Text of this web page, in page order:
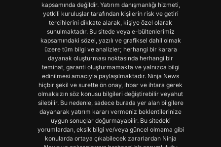
kapsamında değildir. Yatırım danışmanlığı hizmeti,
yetkili kuruluşlar tarafından kişilerin risk ve getiri
tercihlerini dikkate alarak, kişiye özel olarak
sunulmaktadır. Bu sitede veya e-bültenlerimiz
kapsamındaki sözel, yazılı ve grafiksel dahil olmak
üzere tüm bilgi ve analizler; herhangi bir karara
dayanak oluşturması noktasında herhangi bir
teminat, garanti oluşturmamakta ve yalnızca bilgi
edinilmesi amacıyla paylaşılmaktadır. Ninja News
hiçbir şekil ve surette ön onay, ihbar ve ihtara gerek
olmaksızın söz konusu bilgileri değiştirebilir veyahut
silebilir. Bu nedenle, sadece burada yer alan bilgilere
dayanarak yatırım kararı vermeniz beklentilerinize
uygun sonuçlar doğurmayabilir. Bu sitedeki
yorumlardan, eksik bilgi ve/veya güncel olmama gibi
konularda ortaya çıkabilecek zararlardan Ninja